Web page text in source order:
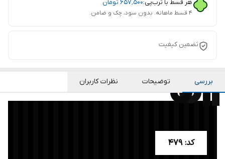
هر قسط با ترب‌پی:۶۵۷٬۵۰۰ تومان
۴ قسط ماهانه. بدون سود، چک و ضامن.
تضمین کیفیت
بررسی توضیحات نظرات کاربران
کد: 479